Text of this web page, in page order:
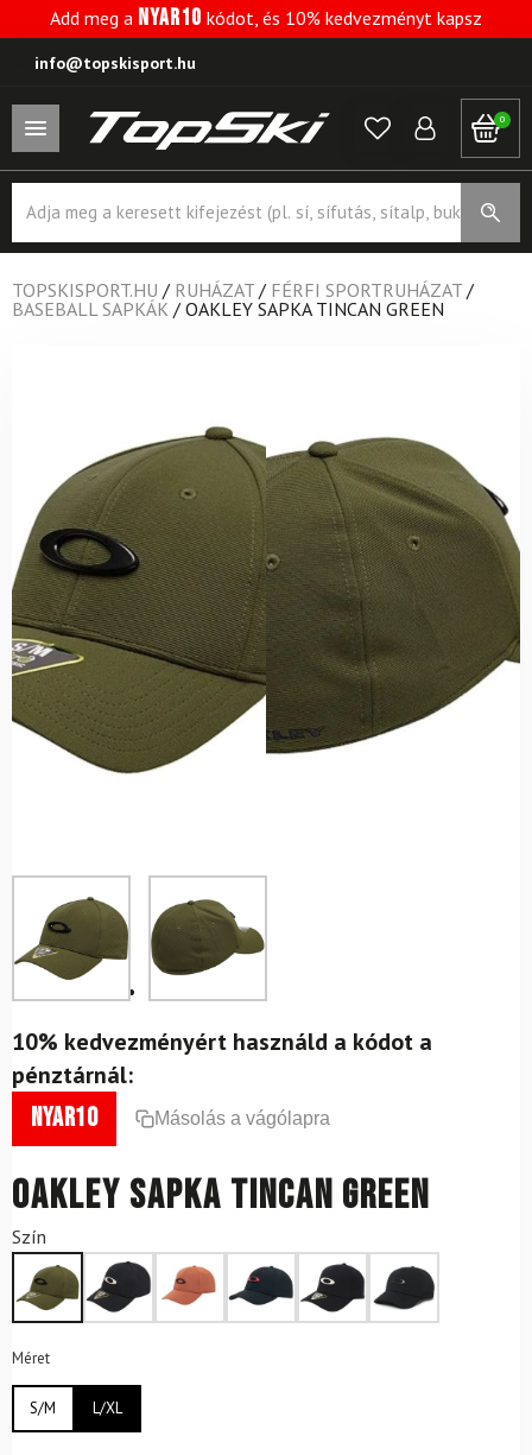
Add meg a NYAR10 kódot, és 10% kedvezményt kapsz
info@topskisport.hu
0
search
TOPSKISPORT.HU / RUHÁZAT / FÉRFI SPORTRUHÁZAT /
BASEBALL SAPKÁK / OAKLEY SAPKA TINCAN GREEN
10% kedvezményért használd a kódot a
pénztárnál:
nyar10 Másolás a vágólapra
OAKLEY sapka Tincan Green
Szín
Méret
S/M L/XL